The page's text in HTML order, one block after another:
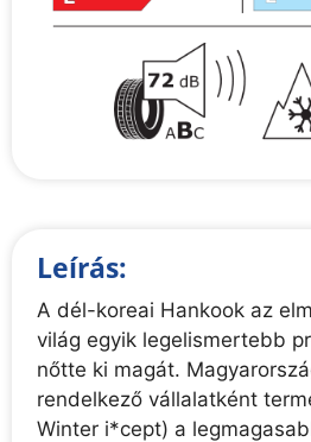
Leírás:
A dél-koreai Hankook az
világ egyik legelismertebb
nőtte ki magát.
rendelkező vállalatként
Winter i*cept) a